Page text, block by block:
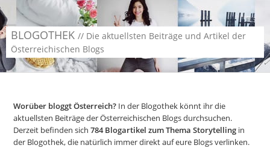
BLOGOTHEK // Die aktuellsten Beiträge und Artikel der
Österreichischen Blogs
Worüber bloggt Österreich? In der Blogothek könnt ihr die
aktuellsten Beiträge der Österreichischen Blogs durchsuchen.
Derzeit befinden sich784Blogartikel zum Thema Storytelling in
der Blogothek, die natürlich immer direkt auf eure Blogs verlinken.